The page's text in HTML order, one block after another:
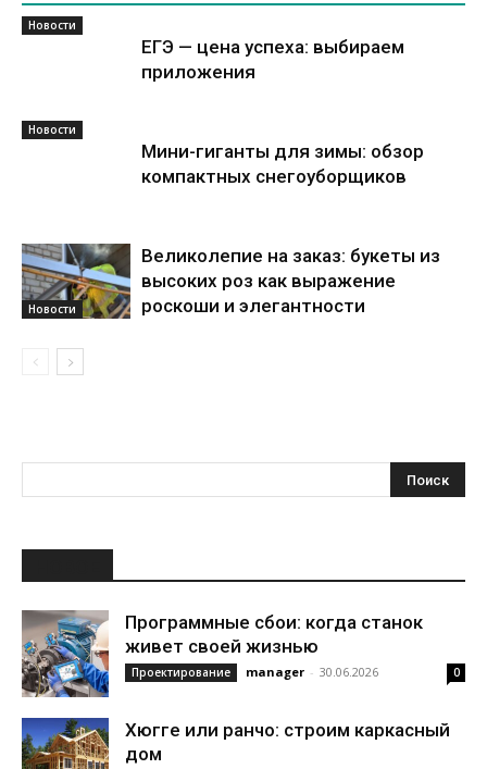
Новости
ЕГЭ — цена успеха: выбираем
приложения
Новости
Мини-гиганты для зимы: обзор
компактных снегоуборщиков
Новости
Великолепие на заказ: букеты из
высоких роз как выражение
роскоши и элегантности
Программные сбои: когда станок
живет своей жизнью
Проектирование manager - 30.06.2026 0
Хюгге или ранчо: строим каркасный
дом